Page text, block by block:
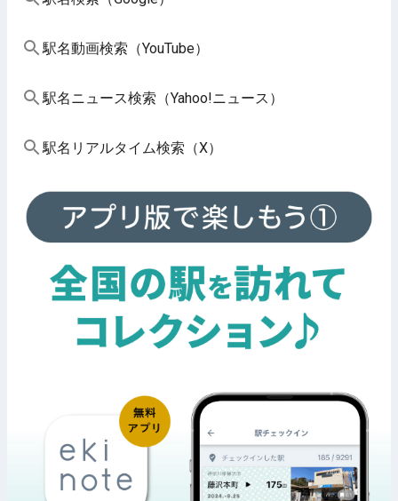
駅名動画検索（YouTube）
駅名ニュース検索（Yahoo!ニュース）
駅名リアルタイム検索（X）